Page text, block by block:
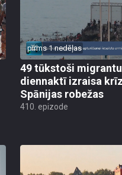
pirms 1 nedēļas
49 tūkstoši migrantu
diennaktī izraisa
Spānijas robežas
410. epizode